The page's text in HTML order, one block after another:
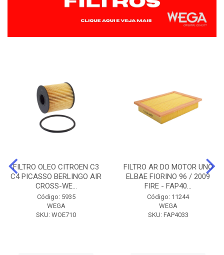
FILTRO OLEO CITROEN C3
C4 PICASSO BERLINGO AIR
CROSS-WE...
Código: 5935
WEGA
SKU: WOE710
FILTRO AR DO MOTOR UNO
ELBAE FIORINO 96 / 2009
FIRE - FAP40...
Código: 11244
WEGA
SKU: FAP4033